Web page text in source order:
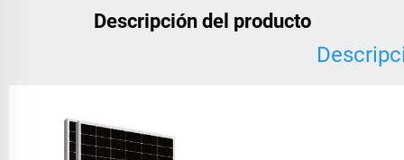
Descripción del producto